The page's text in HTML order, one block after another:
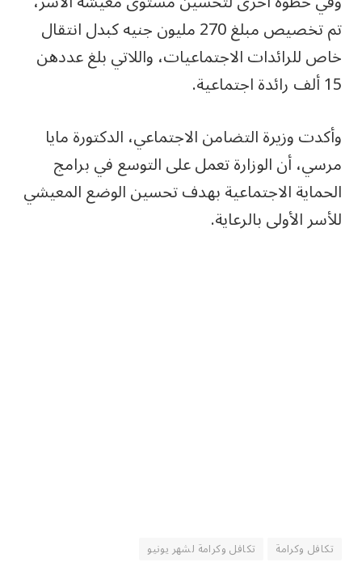
تم تخصيص مبلغ 270 مليون جنيه كبدل انتقال
خاص للرائدات الاجتماعيات، واللاتي بلغ عددهن
15 ألف رائدة اجتماعية.
وأكدت وزيرة التضامن الاجتماعي، الدكتورة مايا
مرسي، أن الوزارة تعمل على التوسع في برامج
الحماية الاجتماعية بهدف تحسين الوضع المعيشي
للأسر الأولى بالرعاية.
تكافل وكرامة
تكافل وكرامة لشهر يونيو